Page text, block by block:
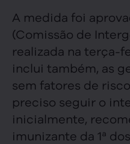
A medida foi
(Comissão de
realizada na terça-
inclui também, as
sem fatores de
preciso seguir o
inicialmente,
imunizante da 1ª